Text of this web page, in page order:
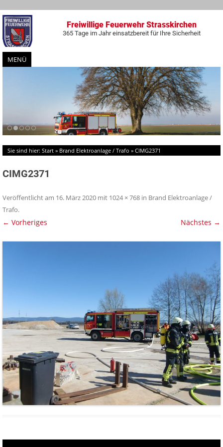
Freiwillige Feuerwehr Strasskirchen
365 Tage im Jahr einsatzbereit für Ihre Sicherheit
MENÜ
Zum
Inhalt
springen
Sie sind hier: Start » Brand Elektroanlage / Trafo » CIMG2371
CIMG2371
Veröffentlicht am 16. März 2020 mit 1024 × 768 in Brand Elektroanlage /
Trafo.
← Vorheriges Nächstes →